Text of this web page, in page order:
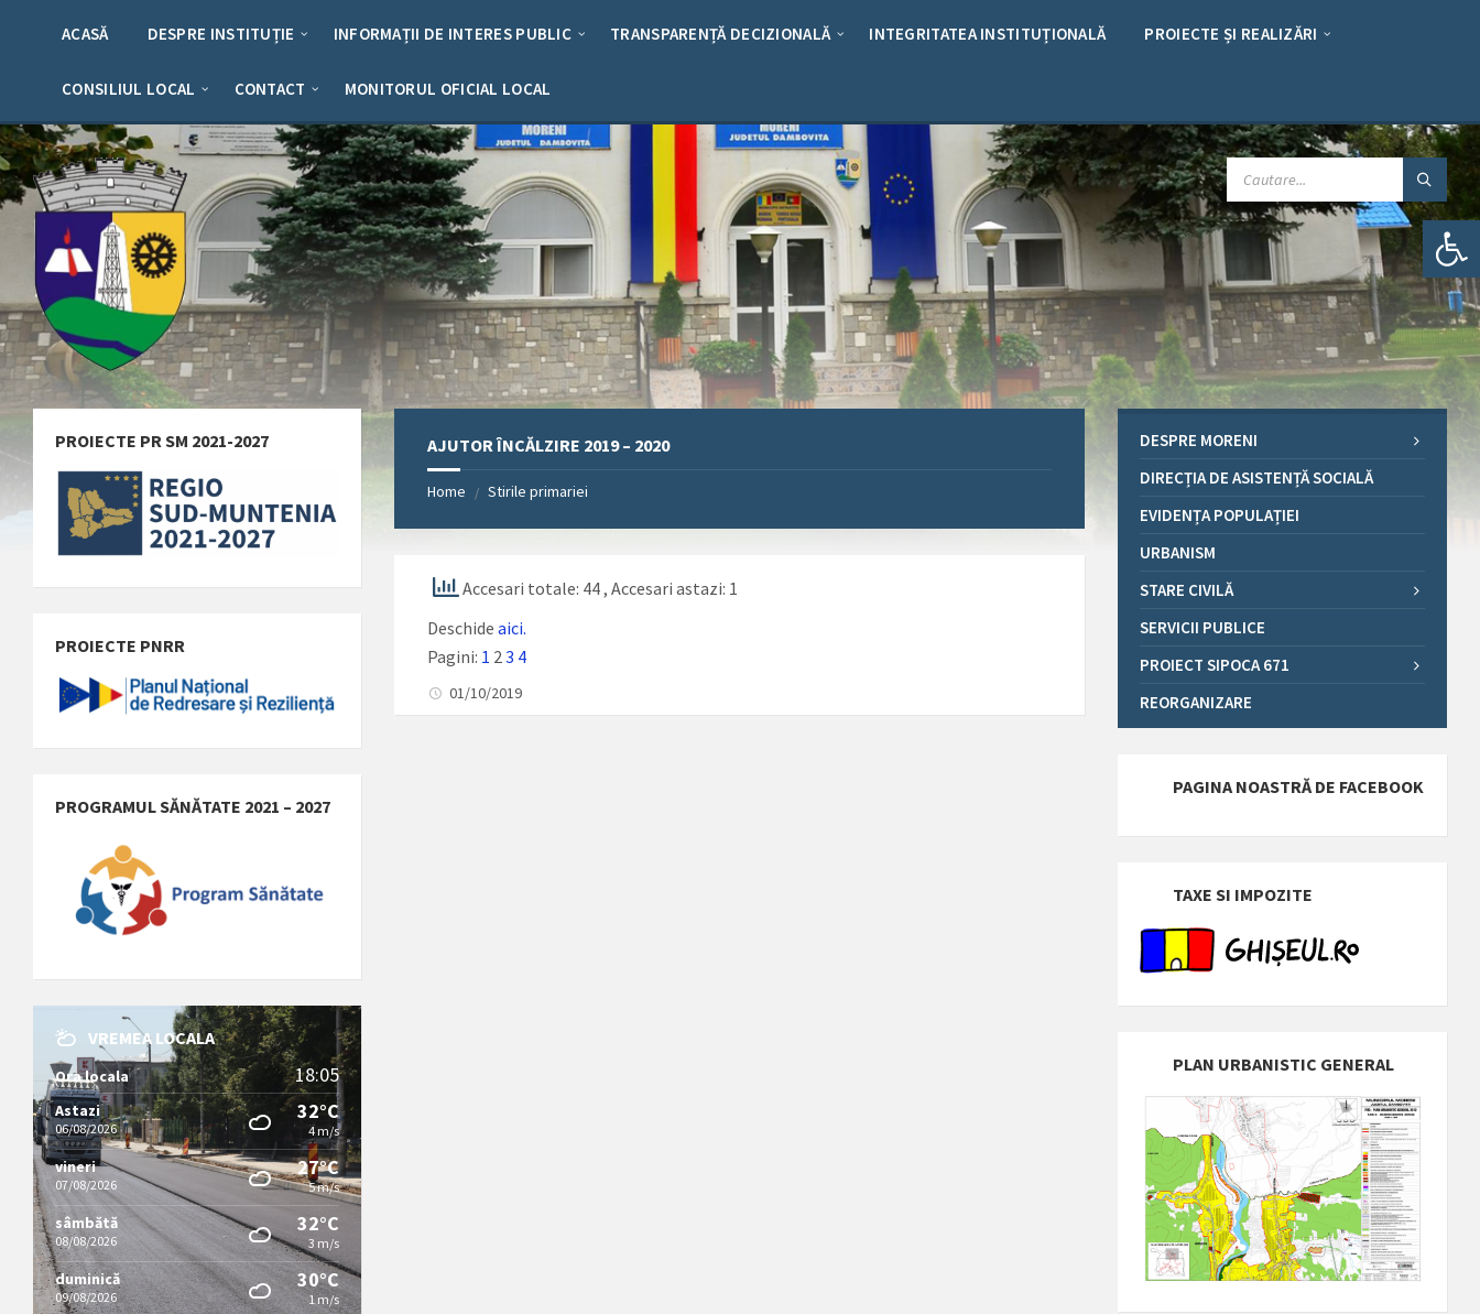
Deschide bara de unelte
ACASĂ DESPRE INSTITUȚIE INFORMAȚII DE INTERES PUBLIC TRANSPARENȚĂ DECIZIONALĂ INTEGRITATEA INSTITUȚIONALĂ PROIECTE ȘI REALIZĂRI
CONSILIUL LOCAL CONTACT MONITORUL OFICIAL LOCAL
CAUTARE:
AJUTOR ÎNCĂLZIRE 2019 – 2020
Home / Stirile primariei
Accesari totale: 44, Accesari astazi: 1
Deschideaici.
Pagini: 1 2 3 4
01/10/2019
PROIECTE PR SM 2021-2027
PROIECTE PNRR
PROGRAMUL SĂNĂTATE 2021 – 2027
VREMEA LOCALA
Ora locala 18:05
Astazi
06/08/2026
32°C
4 m/s
vineri
07/08/2026
27°C
5 m/s
sâmbătă
08/08/2026
32°C
3 m/s
duminică
09/08/2026
30°C
1 m/s
DESPRE MORENI
DIRECȚIA DE ASISTENȚĂ SOCIALĂ
EVIDENȚA POPULAȚIEI
URBANISM
STARE CIVILĂ
SERVICII PUBLICE
PROIECT SIPOCA 671
REORGANIZARE
PAGINA NOASTRĂ DE FACEBOOK
TAXE SI IMPOZITE
PLAN URBANISTIC GENERAL